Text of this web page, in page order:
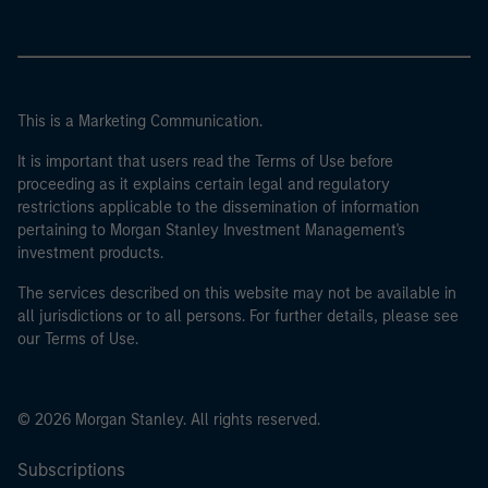
This is a Marketing Communication.
It is important that users read the Terms of Use before
proceeding as it explains certain legal and regulatory
restrictions applicable to the dissemination of information
pertaining to Morgan Stanley Investment Management's
investment products.
The services described on this website may not be available in
all jurisdictions or to all persons. For further details, please see
our Terms of Use.
© 2026 Morgan Stanley. All rights reserved.
Subscriptions